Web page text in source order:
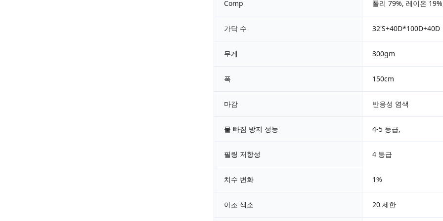
Comp 폴리 79%, 레이온
가닥 수 32'S+40D*100D+40D
무게 300gm
폭 150cm
마감 반응성 염색
물 빠짐 방지 성능 4-5 등급,
필링 저항성 4 등급
치수 변화 1%
아조 색소 20 제한